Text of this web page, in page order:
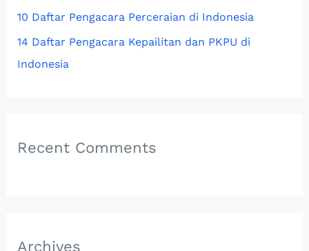
10 Daftar Pengacara Perceraian di Indonesia
14 Daftar Pengacara Kepailitan dan PKPU di
Indonesia
Recent Comments
Archives